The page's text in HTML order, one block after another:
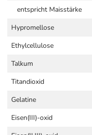
entspricht Maisstärke
Hypromellose
Ethylcellulose
Talkum
Titandioxid
Gelatine
Eisen(III)-oxid